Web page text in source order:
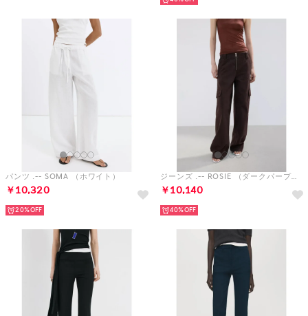
パンツ .-- SOMA （ホワイト）
￥10,320
20%
ジーンズ .-- ROSIE （ダークパープル）
￥10,140
40%